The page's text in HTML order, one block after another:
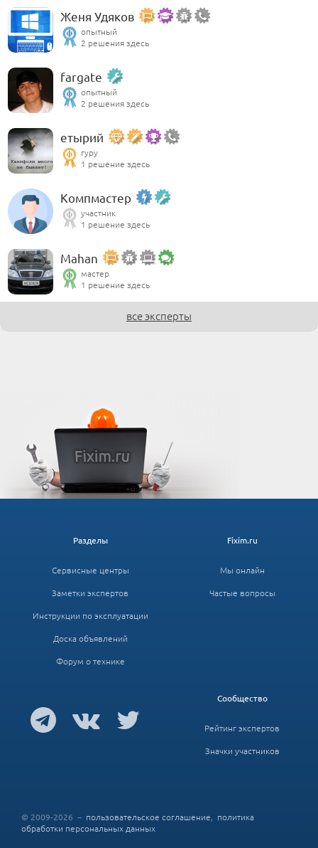
Женя Удяков
опытный
2 решения здесь
fargate
опытный
2 решения здесь
етырий
гуру
1 решение здесь
Компмастер
участник
1 решение здесь
Mahan
мастер
1 решение здесь
все эксперты
Fixim.ru
Мы онлайн
Частые вопросы
Разделы
Сервисные центры
Заметки экспертов
Инструкции по эксплуатации
Доска объявлений
Форум о технике
Сообщество
Рейтинг экспертов
Значки участников
© 2009-2026 – пользовательское соглашение, политика
обработки персональных данных